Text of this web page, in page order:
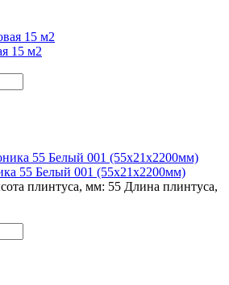
15 м2
55 Белый 001 (55х21х2200мм)
плинтуса, мм: 55 Длина плинтуса,